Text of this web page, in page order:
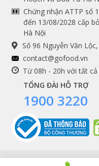
Hương thảo
Lá hương thảo khô
nhiều các món ăn có
chất bảo quản nên
hương thảo từ tự nhiên.
Sản phẩm đã được
thơm ngon đặc trưng
chung
Hướng dẫn đặt hàng
Cam kết chất lượng
DỊCH VỤ
Premium services
Chứng nhận ATTP số
đến 13/08/2028 cấp
Hà Nội
Số 96 Nguyễn Văn
contact@gofood.vn
Từ 08h - 20h với tất
TỔNG ĐÀI HỖ TRỢ
1900 3220